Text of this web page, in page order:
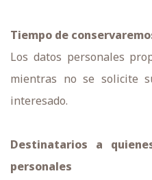
Tiempo de
Los datos personales
mientras no se solicite
interesado.
Destinatarios a
personales